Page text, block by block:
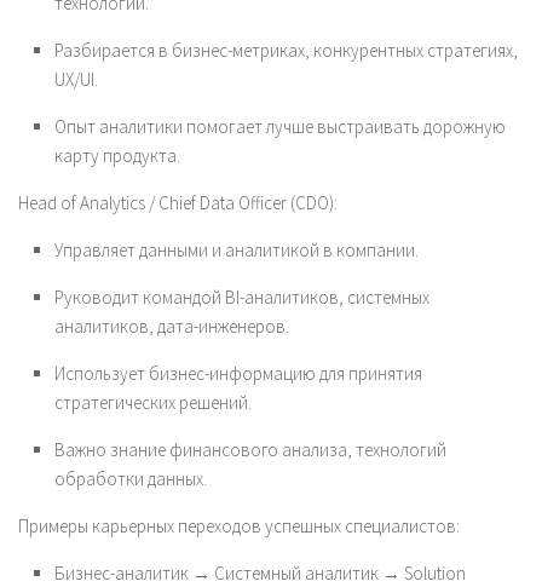
Разбирается в бизнес-метриках, конкурентных стратегиях,
UX/UI.
Опыт аналитики помогает лучше выстраивать дорожную
карту продукта.
Head of Analytics / Chief Data Officer (CDO):
Управляет данными и аналитикой в компании.
Руководит командой BI-аналитиков, системных
аналитиков, дата-инженеров.
Использует бизнес-информацию для принятия
стратегических решений.
Важно знание финансового анализа, технологий
обработки данных.
Примеры карьерных переходов успешных специалистов:
Бизнес-аналитик → Системный аналитик → Solution